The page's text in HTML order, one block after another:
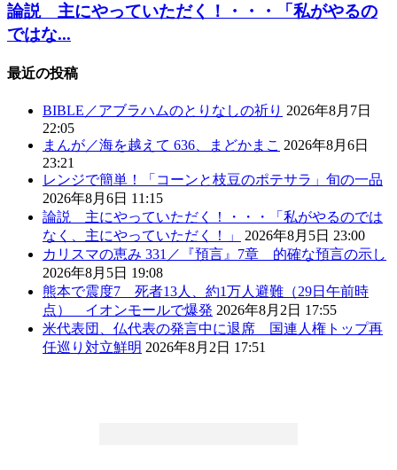
論説 主にやっていただく！・・・「私がやるの
ではな...
最近の投稿
BIBLE／アブラハムのとりなしの祈り 2026年8月7日
22:05
まんが／海を越えて 636、まどかまこ 2026年8月6日
23:21
レンジで簡単！「コーンと枝豆のポテサラ」旬の一品
2026年8月6日 11:15
論説 主にやっていただく！・・・「私がやるのでは
なく、主にやっていただく！」
2026年8月5日 23:00
カリスマの恵み 331／『預言』7章 的確な預言の示し
2026年8月5日 19:08
熊本で震度7 死者13人、約1万人避難（29日午前時
点） イオンモールで爆発 2026年8月2日 17:55
米代表団、仏代表の発言中に退席 国連人権トップ再
任巡り対立鮮明 2026年8月2日 17:51